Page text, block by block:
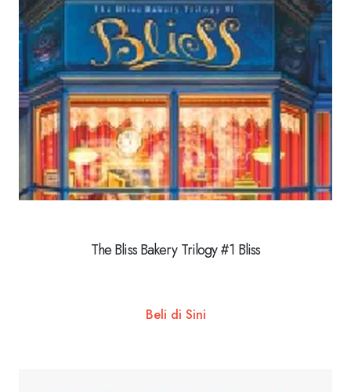
The Bliss Bakery Trilogy #1 Bliss
Beli di Sini